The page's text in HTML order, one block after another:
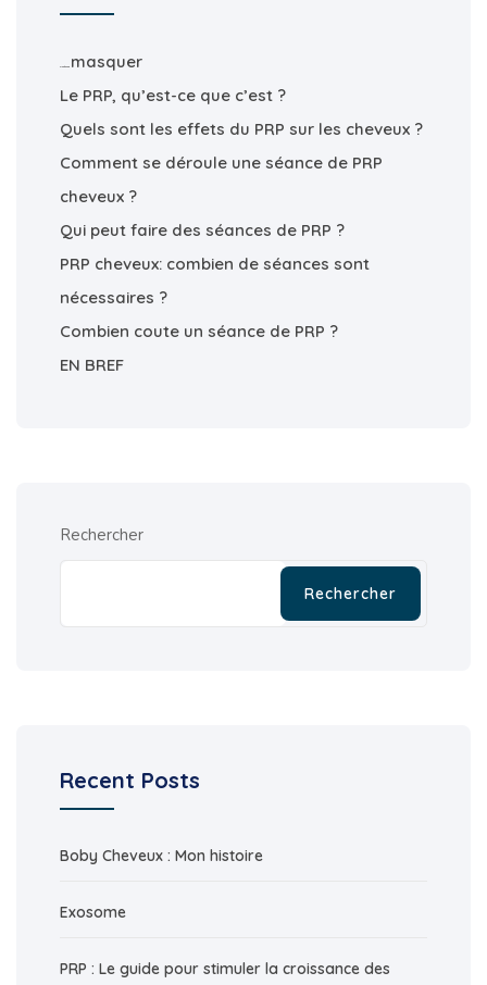
Contenus
masquer
Le PRP, qu’est-ce que c’est ?
Quels sont les effets du PRP sur les cheveux ?
Comment se déroule une séance de PRP
cheveux ?
Qui peut faire des séances de PRP ?
PRP cheveux: combien de séances sont
nécessaires ?
Combien coute un séance de PRP ?
EN BREF
Rechercher
Rechercher
Recent Posts
Boby Cheveux : Mon histoire
Exosome
PRP : Le guide pour stimuler la croissance des